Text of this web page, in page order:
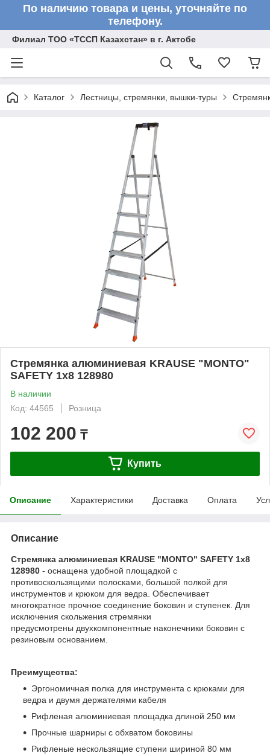
По наличию товара и цены, уточняйте по
телефону.
Филиал ТОО «ТССП Казахстан» в г. Актобе
Каталог Лестницы, стремянки, вышки-туры
Стремянка алюминиевая KRAUSE "MONTO"
SAFETY 1х8 128980
В наличии
Код: 44565
Розница
102 200 ₸
Купить
Описание Характеристики Доставка Оплата
Описание
Стремянка алюминиевая KRAUSE "MONTO" SAFETY 1х8
128980 - оснащена удобной площадкой с
противоскользящими полосками, большой полкой для
инструментов и крюком для ведра. Обеспечивает
многократное прочное соединение боковин и ступенек. Для
исключения скольжения стремянки
предусмотрены двухкомпонентные наконечники боковин с
резиновым основанием.
Преимущества:
Эргономичная полка для инструмента с крюками для
ведра и двумя держателями кабеля
Рифленая алюминиевая площадка длиной 250 мм
Прочные шарниры с обхватом боковины
Рифленые нескользящие ступени шириной 80 мм